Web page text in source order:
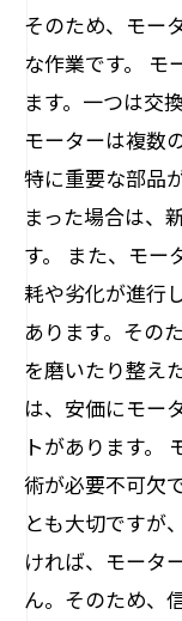
そのため、モー
な作業です。 モ
ます。一つは交
モーターは複数
特に重要な部品
まった場合は、
す。 また、モー
耗や劣化が進行
あります。その
を磨いたり整え
は、安価にモー
トがあります。
術が必要不可欠
とも大切ですが
ければ、モータ
ん。そのため、